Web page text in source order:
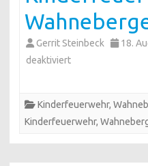
Gerrit Steinbeck 18.
deaktiviertfür
Kinderfeuerwehr
Wahnebergen
Kinderfeuerwehr,
Kinderfeuerwehr,